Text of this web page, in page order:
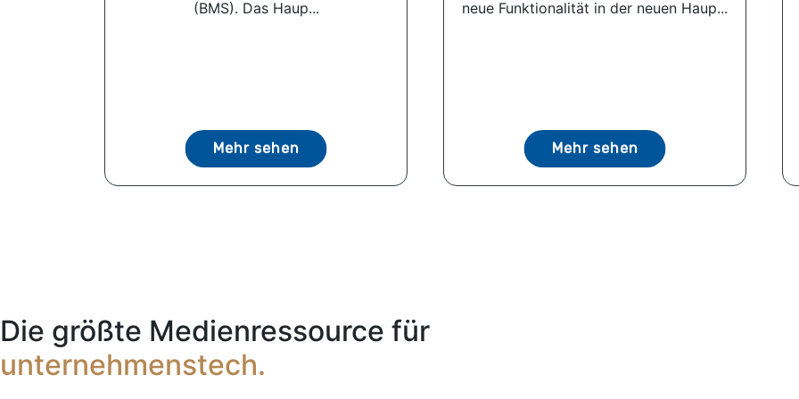
(BMS). Das Haup...
Mehr sehen
neue Funktionalität in der neuen Haup...
Mehr sehen
Die größte Medienressource für
unternehmenstech.